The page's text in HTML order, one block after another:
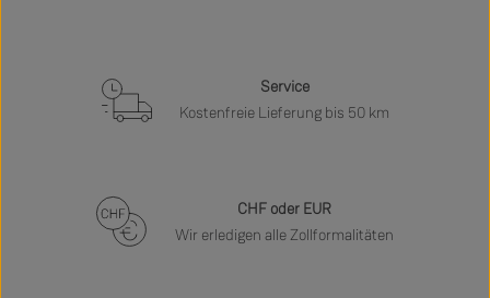
Service
Kostenfreie Lieferung bis 50 km
CHF oder EUR
Wir erledigen alle Zollformalitäten